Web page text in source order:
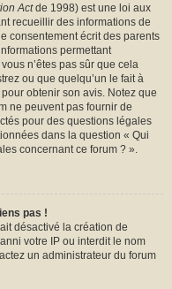
Actde 1998) est une loi aux
recueillir des informations de
consentement écrit des parents
permettant
n’êtes pas sûr que cela
ou que quelqu’un le fait à
obtenir son avis. Notez que
ne peuvent pas fournir de
pour des questions légales
dans la question « Qui
concernant ce forum ? ».
pas !
désactivé la création de
votre IP ou interdit le nom
un administrateur du forum